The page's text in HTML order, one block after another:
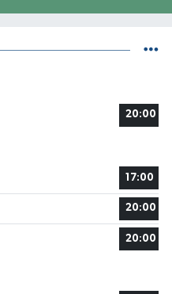
20:00
17:00
20:00
20:00